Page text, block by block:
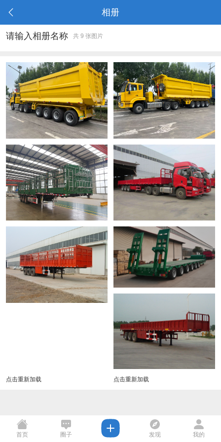
相册
请输入相册名称 共 9 张图片
点击重新加载 点击重新加载
首页 圈子 发现 我的